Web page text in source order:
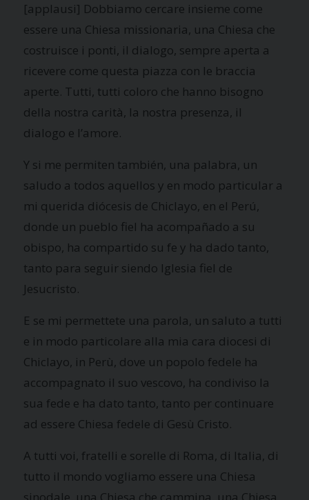
[applausi] Dobbiamo cercare insieme come
essere una Chiesa missionaria, una Chiesa che
costruisce i ponti, il dialogo, sempre aperta a
ricevere come questa piazza con le braccia
aperte. Tutti, tutti coloro che hanno bisogno
della nostra carità, la nostra presenza, il
dialogo e l’amore.
Y si me permiten también, una palabra, un
saludo a todos aquellos y en modo particular a
mi querida diócesis de Chiclayo, en el Perú,
donde un pueblo fiel ha acompañado a su
obispo, ha compartido su fe y ha dado tanto,
tanto para seguir siendo Iglesia fiel de
Jesucristo.
E se mi permettete una parola, un saluto a tutti
e in modo particolare alla mia cara diocesi di
Chiclayo, in Perù, dove un popolo fedele ha
accompagnato il suo vescovo, ha condiviso la
sua fede e ha dato tanto, tanto per continuare
ad essere Chiesa fedele di Gesù Cristo.
A tutti voi, fratelli e sorelle di Roma, di Italia, di
tutto il mondo vogliamo essere una Chiesa